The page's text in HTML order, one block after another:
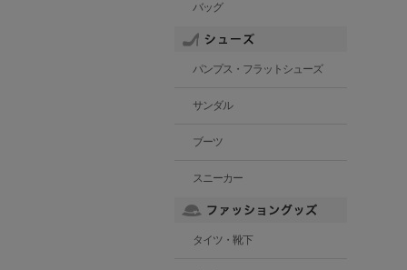
バッグ
パンプス・フラットシューズ
サンダル
ブーツ
スニーカー
タイツ・靴下